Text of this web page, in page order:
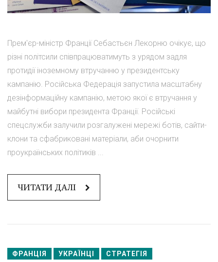
Прем'єр-міністр Франції Себастьєн Лекорню очікує, що
різні політсили співпрацюватимуть з урядом задля
протидії іноземному втручанню у президентську
кампанію. Російська Федерація запустила масштабну
дезінформаційну кампанію, метою якої є втручання у
майбутні вибори президента Франції. Російські
спецслужби залучили розгалужені мережі ботів, сайти-
клони та сфабриковані матеріали, аби очорнити
проукраїнських політиків ...
ЧИТАТИ ДАЛІ
ФРАНЦІЯ УКРАЇНЦІ СТРАТЕГІЯ